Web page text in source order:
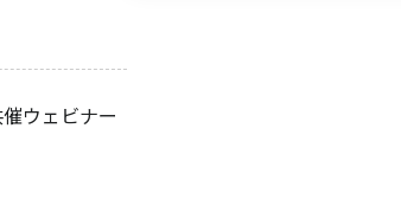
ウェビナー